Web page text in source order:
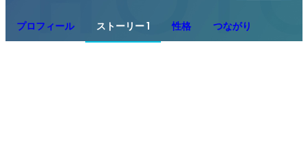
プロフィール ストーリー 1 性格 つながり